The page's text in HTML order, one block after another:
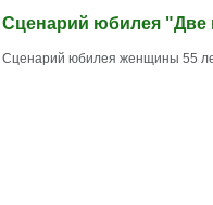
Сценарий юбилея "Две
Сценарий юбилея женщины 55